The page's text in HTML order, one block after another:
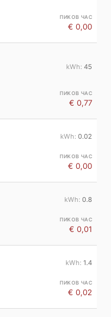
€ 0,00
45
€ 0,77
0.02
€ 0,00
0.8
€ 0,01
1.4
€ 0,02